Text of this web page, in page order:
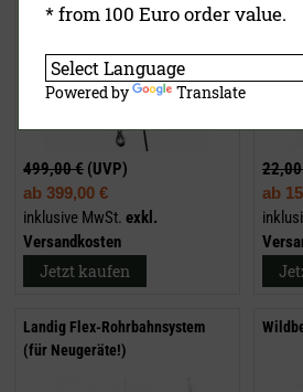
499,00 € (UVP)
ab 399,00 €
inklusive MwSt. exkl.
Versandkosten
Jetzt kaufen
ab
Landig Flex-Rohrbahnsystem
(für Neugeräte!)
* from 100 Euro order value.
Powered by Translate